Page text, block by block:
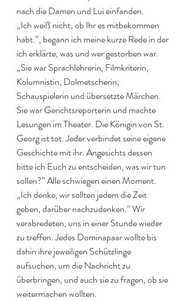
nach die Damen und Lui einfanden.
„Ich weiß nicht, ob Ihr es mitbekommen
habt.“, begann ich meine kurze Rede in der
ich erklärte, was und wer gestorben war.
„Sie war Sprachlehrerin, Filmkriterin,
Kolumnistin, Dolmetscherin,
Schauspielerin und übersetzte Märchen.
Sie war Gerichtsreporterin und machte
Lesungen im Theater. Die Königin von St.
Georg ist tot. Jeder verbindet seine eigene
Geschichte mit ihr. Angesichts dessen
bitte ich Euch zu entscheiden, was wir tun
sollen?“ Alle schwiegen einen Moment.
„Ich denke, wir sollten jedem die Zeit
geben, darüber nachzudenken.“ Wir
verabredeten, uns in einer Stunde wieder
zu treffen. Jedes Dominapaar wollte bis
dahin ihre jeweiligen Schützlinge
aufsuchen, um die Nachricht zu
überbringen, und auch sie zu fragen, ob sie
weitermachen wollten.